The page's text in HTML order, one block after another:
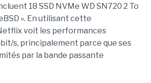
18 SSD NVMe WD SN720 2 To
». En utilisant cette
voit les performances
s, principalement parce que ses
par la bande passante